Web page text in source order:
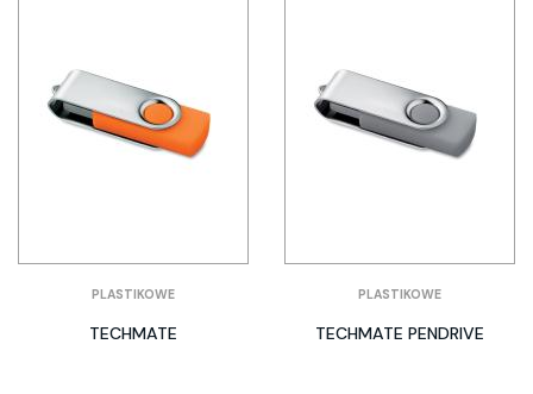
PLASTIKOWE
TECHMATE
PLASTIKOWE
TECHMATE PENDRIVE